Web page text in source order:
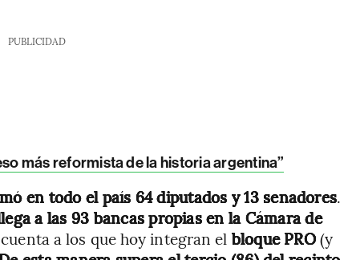
PUBLICIDAD
más reformista de la historia argentina”
en todo el país 64 diputados y 13 senadores.
a las 93 bancas propias en la Cámara de
a los que hoy integran el bloque PRO(y